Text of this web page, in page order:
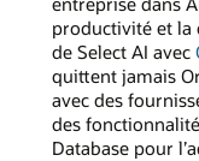
productivité et la
de Select AI avec
quittent jamais
avec des
des
Database pour